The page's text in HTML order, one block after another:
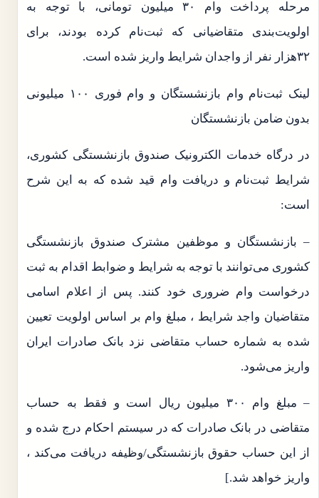
مرحله پرداخت وام ۳۰ میلیون تومانی، با توجه به
اولویت‌بندی متقاضیانی که ثبت‌نام کرده بودند، برای
۳۲هزار نفر از واجدان شرایط واریز شده است.
لینک ثبت‌نام وام بازنشستگان و وام فوری ۱۰۰ میلیونی
بدون ضامن بازنشستگان
در درگاه خدمات الکترونیک صندوق بازنشستگی کشوری،
شرایط ثبت‌نام و دریافت وام قید شده که به این شرح
است:
– بازنشستگان و موظفین مشترک صندوق بازنشستگی
کشوری می‌توانند با توجه به شرایط و ضوابط اقدام به ثبت
درخواست وام ضروری خود کنند. پس از اعلام اسامی
متقاضیان واجد شرایط ، مبلغ وام بر اساس اولویت تعیین
شده به شماره حساب متقاضی نزد بانک صادرات ایران
واریز می‌شود.
– مبلغ وام ۳۰۰ میلیون ریال است و فقط به حساب
متقاضی در بانک صادرات که در سیستم احکام درج شده و
از این حساب حقوق بازنشستگی/وظیفه دریافت می‌کند ،
واریز خواهد شد.]